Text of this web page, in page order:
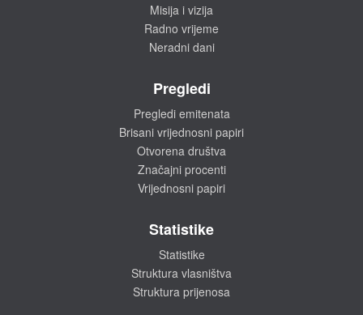
Misija i vizija
Radno vrijeme
Neradni dani
Pregledi
Pregledi emitenata
Brisani vrijednosni papiri
Otvorena društva
Značajni procenti
Vrijednosni papiri
Statistike
Statistike
Struktura vlasništva
Struktura prijenosa